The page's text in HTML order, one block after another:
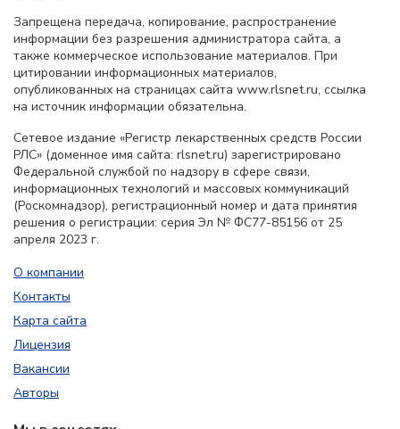
Запрещена передача, копирование, распространение
информации без разрешения администратора сайта, а
также коммерческое использование материалов. При
цитировании информационных материалов,
опубликованных на страницах сайта www.rlsnet.ru, ссылка
на источник информации обязательна.
Сетевое издание «Регистр лекарственных средств России
РЛС» (доменное имя сайта: rlsnet.ru) зарегистрировано
Федеральной службой по надзору в сфере связи,
информационных технологий и массовых коммуникаций
(Роскомнадзор), регистрационный номер и дата принятия
решения о регистрации: серия Эл № ФС77-85156 от 25
апреля 2023 г.
О компании
Контакты
Карта сайта
Лицензия
Вакансии
Авторы